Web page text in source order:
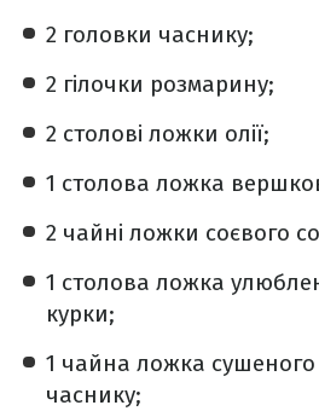
2 головки часнику;
2 гілочки розмарину;
2 столові ложки олії;
1 столова ложка
2 чайні ложки соєвого
1 столова ложка
курки;
1 чайна ложка
часнику;